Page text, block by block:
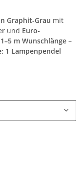
Graphit-Grau mit
und Euro-
1–5 m Wunschlänge –
1 Lampenpendel